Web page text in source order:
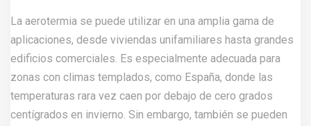
La aerotermia se puede utilizar en una amplia gama de
aplicaciones, desde viviendas unifamiliares hasta grandes
edificios comerciales. Es especialmente adecuada para
zonas con climas templados, como España, donde las
temperaturas rara vez caen por debajo de cero grados
centígrados en invierno. Sin embargo, también se pueden